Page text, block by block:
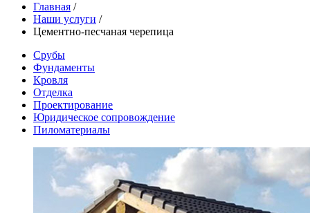
Главная /
Наши услуги /
Цементно-песчаная черепица
Срубы
Фундаменты
Кровля
Отделка
Проектирование
Юридическое сопровождение
Пиломатериалы